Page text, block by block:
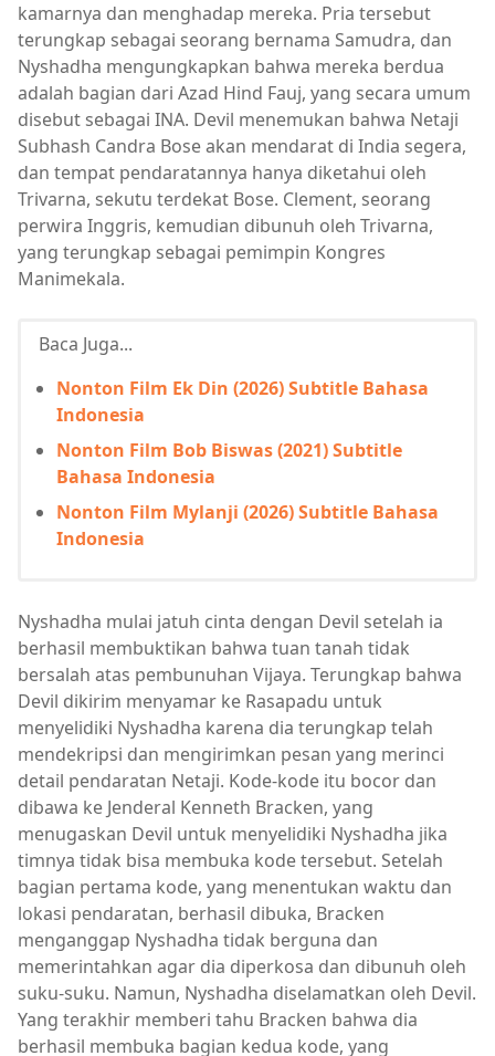
kamarnya dan menghadap mereka. Pria tersebut
terungkap sebagai seorang bernama Samudra, dan
Nyshadha mengungkapkan bahwa mereka berdua
adalah bagian dari Azad Hind Fauj, yang secara umum
disebut sebagai INA. Devil menemukan bahwa Netaji
Subhash Candra Bose akan mendarat di India segera,
dan tempat pendaratannya hanya diketahui oleh
Trivarna, sekutu terdekat Bose. Clement, seorang
perwira Inggris, kemudian dibunuh oleh Trivarna,
yang terungkap sebagai pemimpin Kongres
Manimekala.
Baca Juga...
Nonton Film Ek Din (2026) Subtitle Bahasa
Indonesia
Nonton Film Bob Biswas (2021) Subtitle
Bahasa Indonesia
Nonton Film Mylanji (2026) Subtitle Bahasa
Indonesia
Nyshadha mulai jatuh cinta dengan Devil setelah ia
berhasil membuktikan bahwa tuan tanah tidak
bersalah atas pembunuhan Vijaya. Terungkap bahwa
Devil dikirim menyamar ke Rasapadu untuk
menyelidiki Nyshadha karena dia terungkap telah
mendekripsi dan mengirimkan pesan yang merinci
detail pendaratan Netaji. Kode-kode itu bocor dan
dibawa ke Jenderal Kenneth Bracken, yang
menugaskan Devil untuk menyelidiki Nyshadha jika
timnya tidak bisa membuka kode tersebut. Setelah
bagian pertama kode, yang menentukan waktu dan
lokasi pendaratan, berhasil dibuka, Bracken
menganggap Nyshadha tidak berguna dan
memerintahkan agar dia diperkosa dan dibunuh oleh
suku-suku. Namun, Nyshadha diselamatkan oleh Devil.
Yang terakhir memberi tahu Bracken bahwa dia
berhasil membuka bagian kedua kode, yang